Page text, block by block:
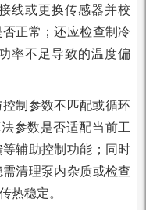
线或更换传感器并校
正常；还应检查制冷
率不足导致的温度偏
制参数不匹配或循环
参数是否适配当前工
辅助控制功能；同时
清理泵内杂质或检查
热稳定。